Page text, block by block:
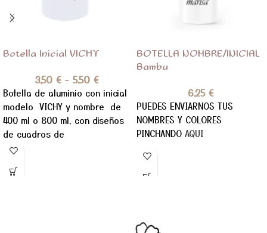
Botella Inicial VICHY
3,50 € - 5,50 €
Botella de aluminio con inicial
modelo VICHY y nombre de
400 ml o 800 ml, con diseños
de cuadros de
BOTELLA NOMBRE/INICIAL
Bambu
6,25 €
PUEDES ENVIARNOS TUS
NOMBRES Y COLORES
PINCHANDO AQUI